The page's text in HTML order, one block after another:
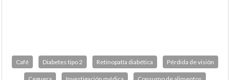
Café Diabetes tipo 2 Retinopatía diabética Pérdida de visión